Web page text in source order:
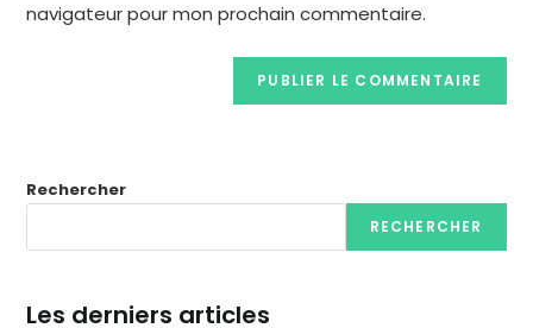
navigateur pour mon prochain commentaire.
Rechercher
RECHERCHER
Les derniers articles